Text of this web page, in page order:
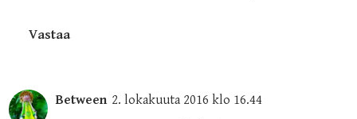
Vastaa
Between 2. lokakuuta 2016 klo 16.44